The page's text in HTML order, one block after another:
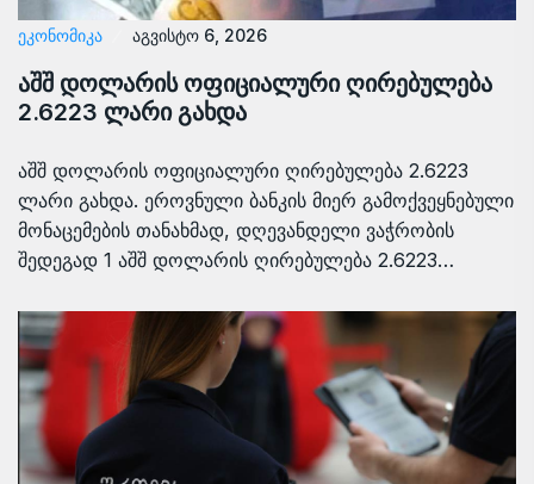
ᲔᲙᲝᲜᲝᲛᲘᲙᲐ აგვისტო 6, 2026
აშშ დოლარის ოფიციალური ღირებულება
2.6223 ლარი გახდა
აშშ დოლარის ოფიციალური ღირებულება 2.6223
ლარი გახდა. ეროვნული ბანკის მიერ გამოქვეყნებული
მონაცემების თანახმად, დღევანდელი ვაჭრობის
შედეგად 1 აშშ დოლარის ღირებულება 2.6223…